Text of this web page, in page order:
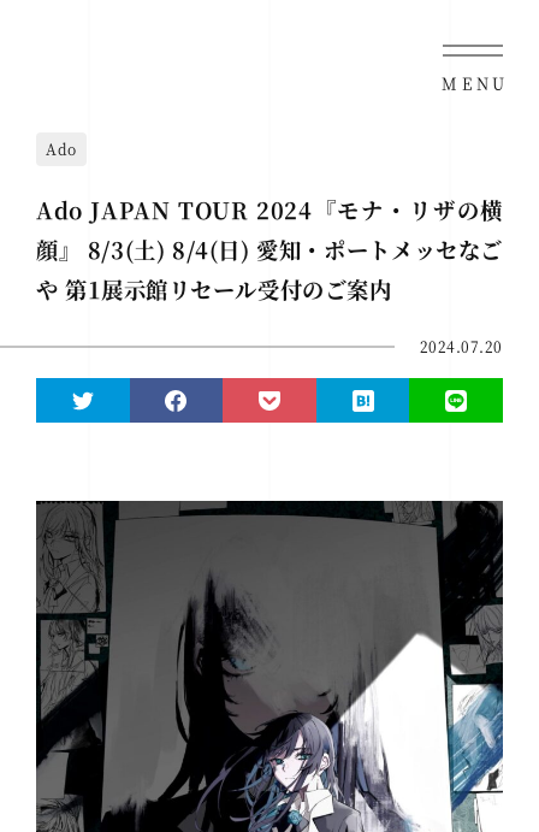
MENU
Ado
Ado JAPAN TOUR 2024『モナ・リザの横
顔』 8/3(土) 8/4(日) 愛知・ポートメッセなご
や 第1展示館リセール受付のご案内
2024.07.20